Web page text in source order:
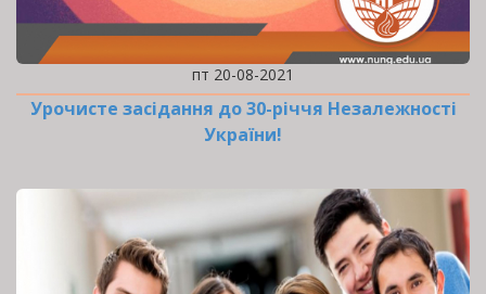
пт 20-08-2021
Урочисте засідання до 30-річчя Незалежності
України!